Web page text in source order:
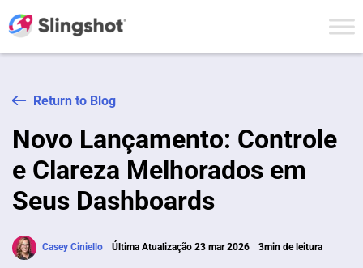
Return to Blog
Novo Lançamento: Controle
e Clareza Melhorados em
Seus Dashboards
Casey Ciniello Última Atualização 23 mar 2026 3min de leitura